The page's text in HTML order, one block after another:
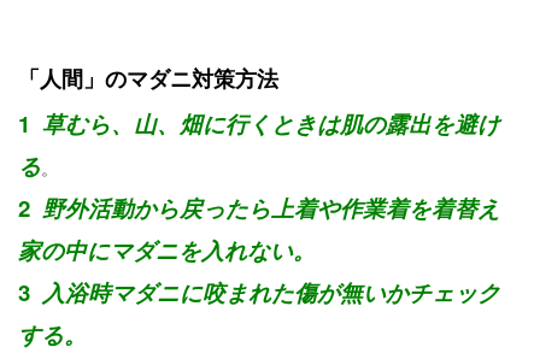
「人間」のマダニ対策方法
1 草むら、山、畑に行くときは肌の露出を避け
る。
2 野外活動から戻ったら上着や作業着を着替え
家の中にマダニを入れない。
3 入浴時マダニに咬まれた傷が無いかチェック
する。